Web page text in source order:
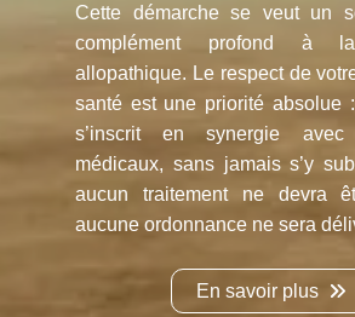
Cette démarche se veut un
complément profond à
allopathique. Le respect de
santé est une priorité absolue
s’inscrit en synergie
médicaux, sans jamais s’y
aucun traitement ne devra
aucune ordonnance ne sera
En savoir plus